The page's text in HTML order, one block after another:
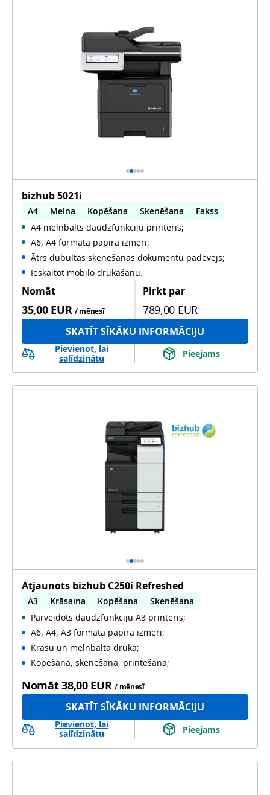
bizhub 5021i
A4 Melna Kopēšana Skenēšana
Fakss
Automātiska abpusēja druka
Automātiska abpusēja skenēšana
A4 melnbalts daudzfunkciju printeris;
A6, A4 formāta papīra izmēri;
Ātrs dubultās skenēšanas dokumentu padevējs;
Ieskaitot mobilo drukāšanu.
Nomāt
35,00 EUR / mēnesī
Pirkt par
789,00 EUR
SKATĪT SĪKĀKU INFORMĀCIJU
Pievienot, lai
salīdzinātu
Pieejams
Atjaunots bizhub C250i Refreshed
A3 Krāsaina Kopēšana
Skenēšana
Automātiska abpusēja druka
Automātiska abpusēja skenēšana
Pārveidots daudzfunkciju A3 printeris;
A6, A4, A3 formāta papīra izmēri;
Krāsu un melnbaltā druka;
Kopēšana, skenēšana, printēšana;
Nomāt38,00 EUR / mēnesī
SKATĪT SĪKĀKU INFORMĀCIJU
Pievienot, lai
salīdzinātu
Pieejams